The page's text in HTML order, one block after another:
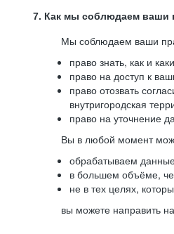
7. Как мы соблюдаем ваши
Мы соблюдаем ваши
право знать, как и
право на доступ к
право отозвать
внутригородская
право на уточнение
Вы в любой момент
обрабатываем
в большем объёме,
не в тех целях,
вы можете направить